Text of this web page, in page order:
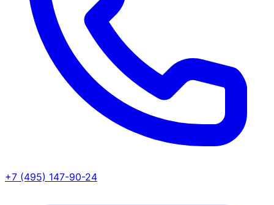
+7 (495) 147-90-24